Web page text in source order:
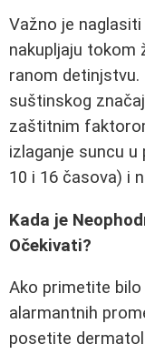
Važno je
nakupljaju tokom
ranom
suštinskog
zaštitnim
izlaganje suncu u
10 i 16 časova) i
Kada je
Očekivati?
Ako primetite
alarmantnih
posetite